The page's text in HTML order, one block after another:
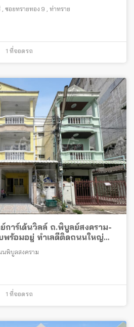
, ซอยทรายทอง 9 , ท่าทราย
1 ที่จอดรถ
าร์เด้นวิลล์ ถ.พิบูลย์สงคราม-
พร้อมอยู่ ทำเลดีติดถนนใหญ่
นพิบูลสงคราม
1 ที่จอดรถ